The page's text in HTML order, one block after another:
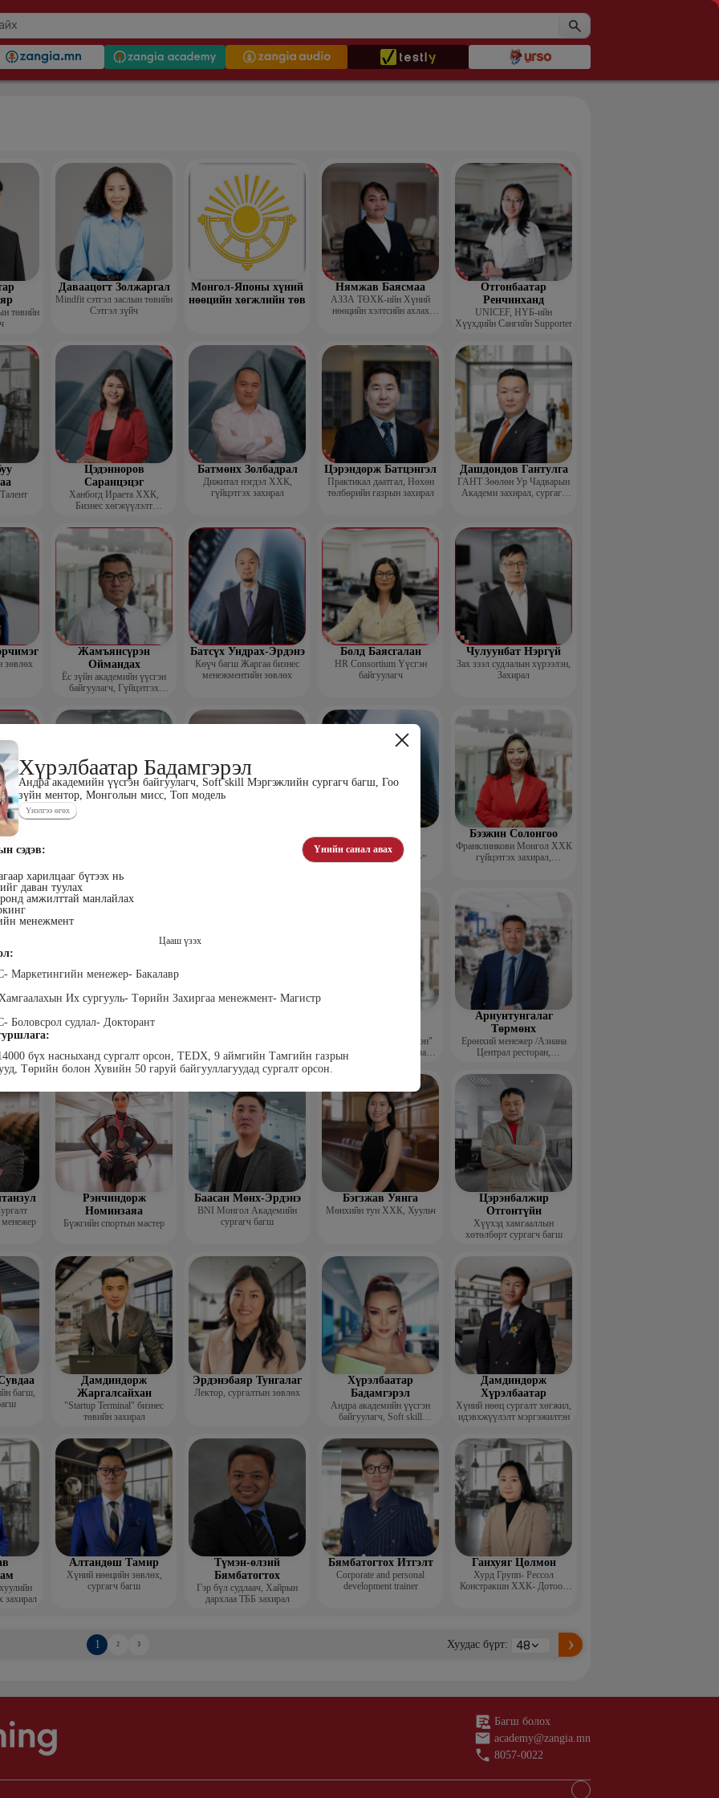
Хүрэлбаатар Бадамгэрэл
Андра академийн үүсгэн байгуулагч, Soft skill Мэргэжлийн сургагч багш, Гоо
зүйн ментор, Монголын мисс, Топ модель
Үнэлгээ өгөх
сэдэв: Үнийн санал авах
харилцааг бүтээх нь
даван туулах
амжилттай манлайлах
менежмент
Цааш үзэх
менежер- Бакалавр
Их сургууль- Төрийн Захиргаа менежмент- Магистр
судлал- Докторант
бүх насныханд сургалт орсон, TEDX, 9 аймгийн Тамгийн газрын
Төрийн болон Хувийн 50 гаруй байгууллагуудад сургалт орсон.
төвийн
Даваацогт Золжаргал
Mindfit сэтгэл заслын төвийн
Сэтгэл зүйч
Монгол-Японы хүний
нөөцийн хөгжлийн төв
Нямжав Баясмаа
АЗЗА ТӨХК-ийн Хүний
нөөцийн хэлтсийн ахлах
Отгонбаатар
Ренчинханд
UNIСЕF, НҮБ-ийн
Хүүхдийн Сангийн Supporter
Цэдэнноров
Саранцэцэг
Ханбогд Ираета ХХК,
Бизнес хөгжүүлэлт
Батмөнх Золбадрал
Дижитал нэгдэл ХХК,
гүйцэтгэх захирал
Цэрэндорж Батцэнгэл
Практикал даатгал, Нөхөн
төлбөрийн газрын захирал
Дашдондов Гантулга
ГАНТ Зөөлөн Ур Чадварын
Академи захирал, сургагч
зөвлөх
Жамъянсүрэн
Оймандах
Ёс зүйн академийн үүсгэн
байгуулагч, Гүйцэтгэх
Батсүх Ундрах-Эрдэнэ
Көүч багш Жаргаа бизнес
менежментийн зөвлөх
Болд Баясгалан
HR Consortium Үүсгэн
байгуулагч
Чулуунбат Нэргүй
Зах зээл судлалын хүрээлэн,
Захирал
Цэдэндамба
Нарантуяа
Наран анд консалтинг”
Бээжин Солонгоо
Франклинкови Монгол ХХК
гүйцэтгэх захирал,
ТББ-
Зүрх
Ганболд Тод-Эрдэнэ
Маркетинг менежер - Зангиа
захирал
МСНЭ-ийн "Ган үзэгтэн"
шагналт сэтгүүлч, Урлаг
Ариунтунгалаг
Төрмөнх
Ерөнхий менежер /Азиана
Централ ресторан,
катеринг ХХК/
менежер
Рэнчиндорж
Номинзаяа
Бүжгийн спортын мастер
Баасан Мөнх-Эрдэнэ
BNI Монгол Академийн
сургагч багш
Бэгзжав Уянга
Мөнхийн тун ХХК, Хуульч
Цэрэнбалжир
Отгонтүйн
Хүүхэд хамгааллын
хөтөлбөрт сургагч багш
багш,
Дамдиндорж
Жаргалсайхан
"Startup Terminal" бизнес
төвийн захирал
Эрдэнэбаяр Тунгалаг
Лектор, сургалтын зөвлөх
Хүрэлбаатар
Бадамгэрэл
Андра академийн үүсгэн
байгуулагч, Soft skill
Гоо зүйн ментор, Монголын
мисс, Топ модель
Дамдиндорж
Хүрэлбаатар
Хүний нөөц сургалт хөгжил,
идэвхжүүлэлт мэргэжилтэн
захирал
Алтандөш Тамир
Хүний нөөцийн зөвлөх,
сургагч багш
Түмэн-өлзий
Бямбатогтох
Гэр бүл судлаач, Хайрын
дархлаа ТББ захирал
Бямбатогтох Итгэлт
Corporate and personal
development trainer
Ганхуяг Цолмон
Хурд Групп- Рессол
Констракшн ХХК- Дотоод
1 2 3 Хуудас бүрт:
Багш болох
academy@zangia.mn
8057-0022